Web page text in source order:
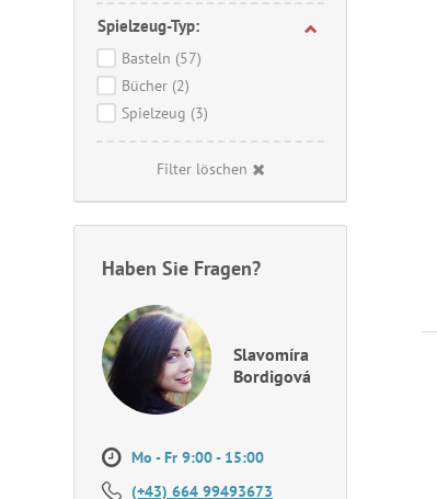
Spielzeug-Typ:
Basteln (57)
Bücher (2)
Spielzeug (3)
Filter löschen
Haben Sie Fragen?
Slavomíra
Bordigová
Mo - Fr 9:00 - 15:00
(+43) 664 99493673